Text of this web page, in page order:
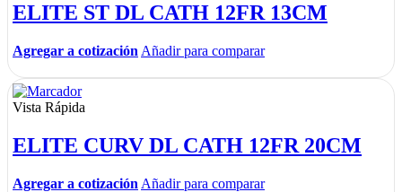
ELITE ST DL CATH 12FR 13CM
Agregar a cotización Añadir para comparar
Vista Rápida
ELITE CURV DL CATH 12FR 20CM
Agregar a cotización Añadir para comparar